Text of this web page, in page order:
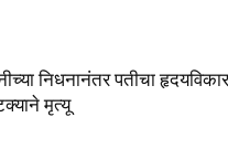
निधनानंतर पतीचा
मृत्यू